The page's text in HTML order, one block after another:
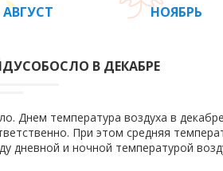
АВГУСТ
НОЯБРЬ
В ДЕКАБРЕ
Днем температура воздуха в декабре
При этом средняя
дневной и ночной температурой